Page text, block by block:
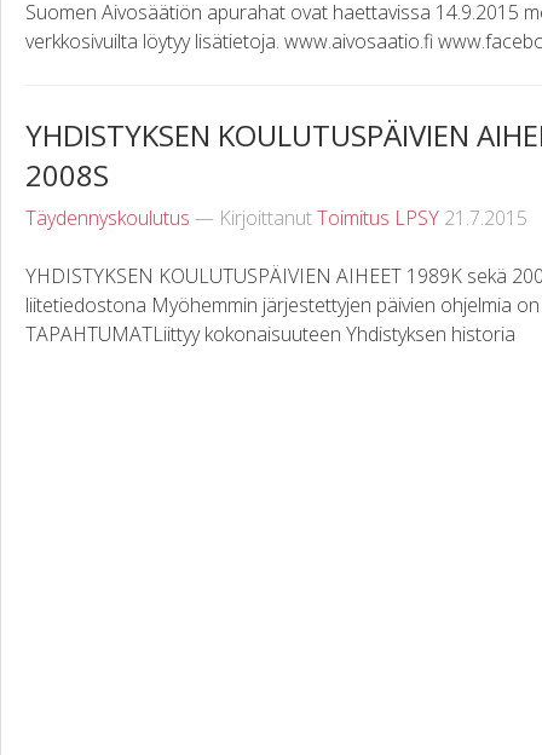
Suomen Aivosäätiön apurahat ovat haettavissa 14.9.2015
verkkosivuilta löytyy lisätietoja. www.aivosaatio.fi
YHDISTYKSEN KOULUTUSPÄIVIEN
2008S
Täydennyskoulutus — KirjoittanutToimitus LPSY 21.7.2015
YHDISTYKSEN KOULUTUSPÄIVIEN AIHEET 1989K sekä
liitetiedostona Myöhemmin järjestettyjen päivien ohjelmia
TAPAHTUMATLiittyy kokonaisuuteen Yhdistyksen historia